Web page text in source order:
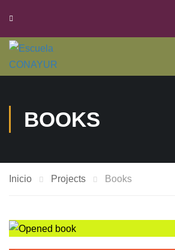
BOOKS
Inicio Projects Books